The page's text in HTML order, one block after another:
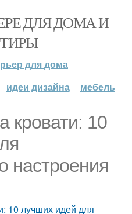
ДЛЯ ДОМА И
для дома
идеи дизайна мебель
кровати: 10
настроения
10 лучших идей для